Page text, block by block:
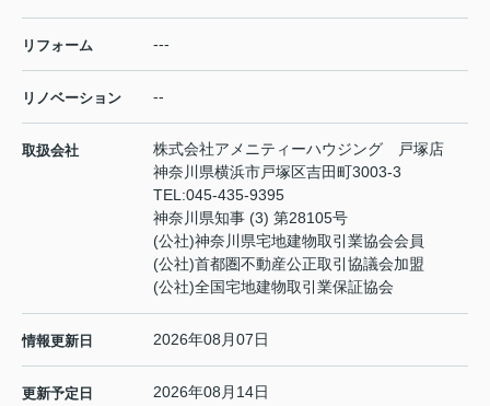
リフォーム ---
リノベーション --
取扱会社
株式会社アメニティーハウジング 戸塚店
神奈川県横浜市戸塚区吉田町3003-3
TEL:045-435-9395
神奈川県知事 (3) 第28105号
(公社)神奈川県宅地建物取引業協会会員
(公社)首都圏不動産公正取引協議会加盟
(公社)全国宅地建物取引業保証協会
情報更新日 2026年08月07日
更新予定日 2026年08月14日